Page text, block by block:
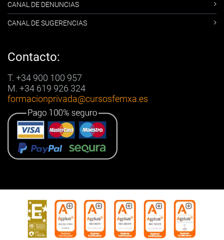
CANAL DE DENUNCIAS
CANAL DE SUGERENCIAS
Contacto:
T. +34 900 100 957
M. +34 619 926 324
formacionprivada@cursosfemxa.es